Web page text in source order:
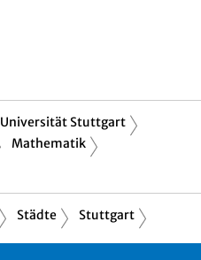
Universität Stuttgart
Mathematik
Städte Stuttgart